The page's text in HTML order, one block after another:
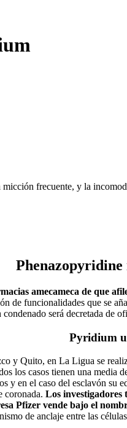
frecuente, y la
Phenazopyridine
amecameca de que
de funcionalidades que se
será decretada
Pyridium
y Quito, en La Ligua se
los casos tienen una
y en el caso del esclavón
coronada. Los investigadores
Pfizer vende bajo el
de anclaje entre las